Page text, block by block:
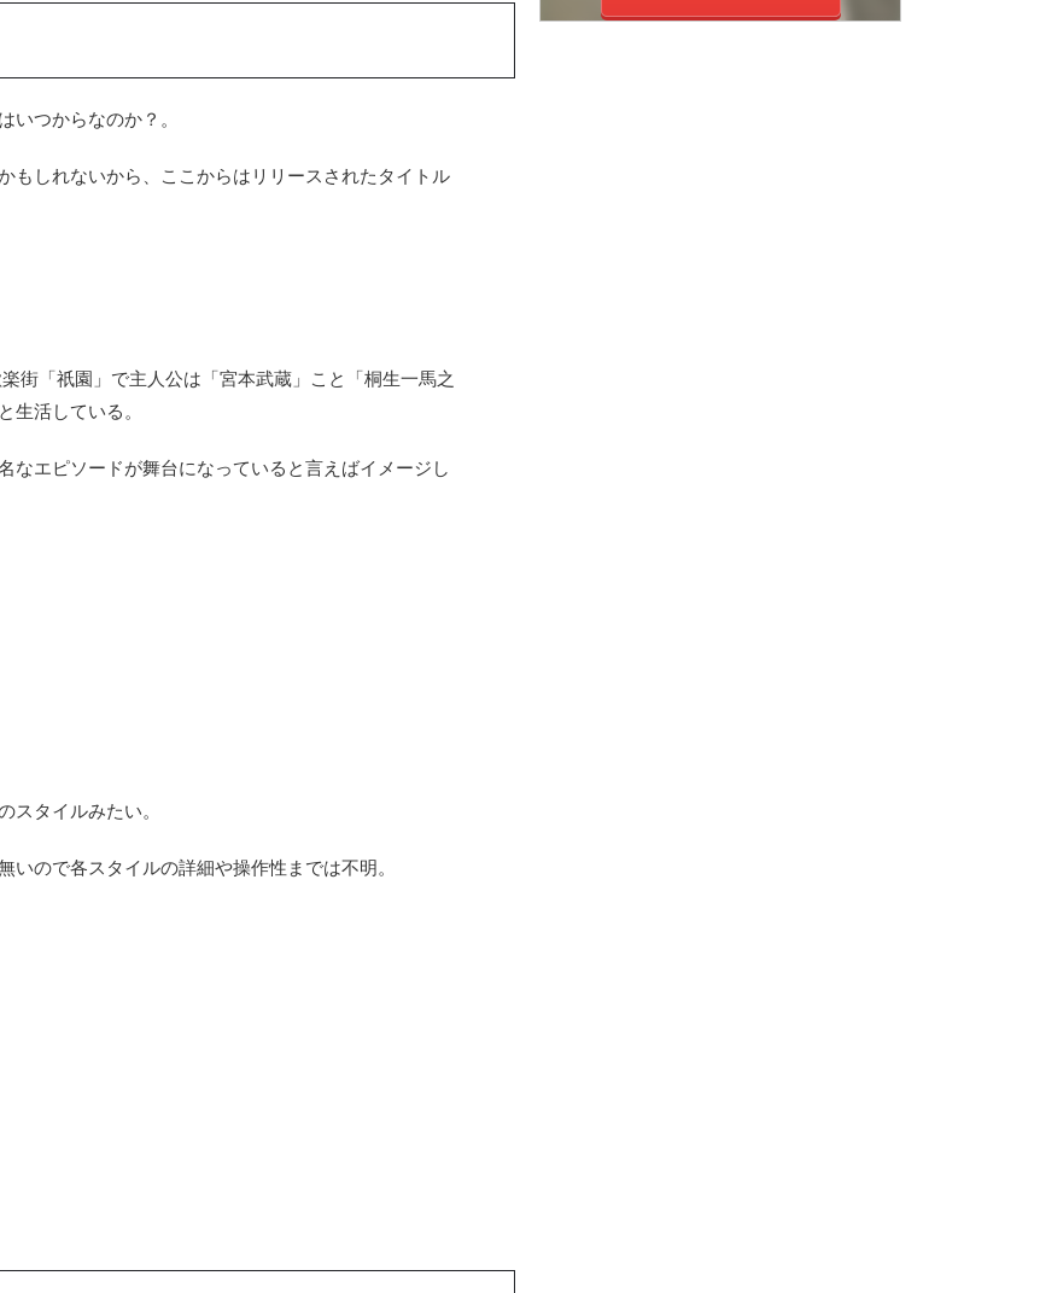
いつからなのか？。
もしれないから、ここからはリリースされたタイトル
街「祇園」で主人公は「宮本武蔵」こと「桐生一馬之
生活している。
なエピソードが舞台になっていると言えばイメージし
スタイルみたい。
ので各スタイルの詳細や操作性までは不明。